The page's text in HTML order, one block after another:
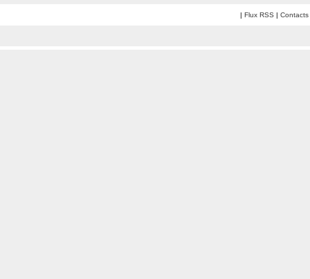
| Flux RSS | Contacts